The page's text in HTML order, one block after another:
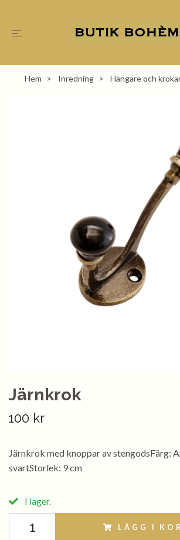
Hem Inredning Hängare och
Järnkrok
100 kr
Järnkrok med knoppar av stengodsFärg:
svartStorlek: 9 cm
I lager.
LÄGG I